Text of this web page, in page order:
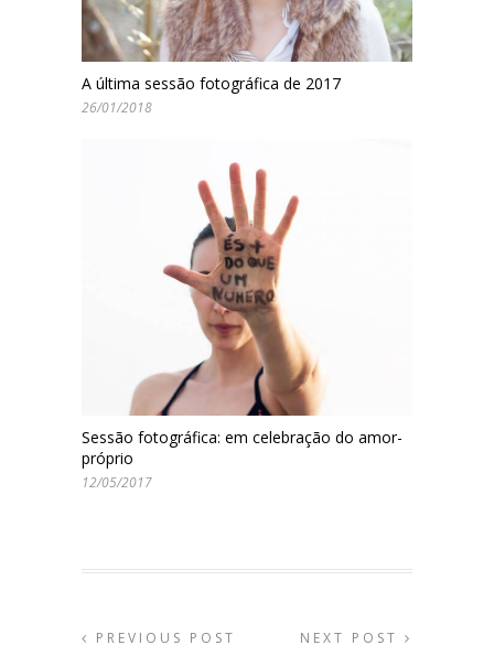
A última sessão fotográfica de 2017
26/01/2018
Sessão fotográfica: em celebração do amor-
próprio
12/05/2017
PREVIOUS POST NEXT POST